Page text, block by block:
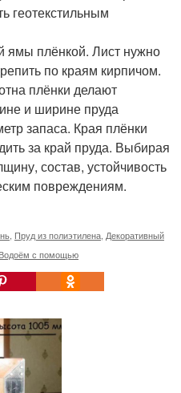
геотекстильным
ямы плёнкой. Лист нужно
по краям кирпичом.
плёнки делают
и ширине пруда
запаса. Края плёнки
за край пруда. Выбирая
состав, устойчивость
повреждениям.
, Пруд из полиэтилена, Декоративный
Водоём с помощью